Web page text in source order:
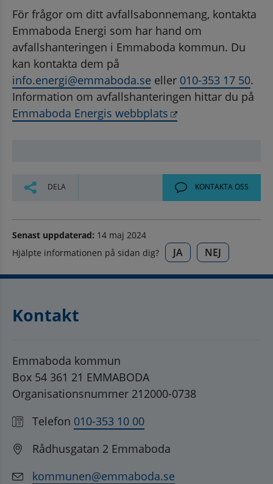
För frågor om ditt avfallsabonnemang, kontakta
Emmaboda Energi som har hand om
avfallshanteringen i Emmaboda kommun. Du
info.energi@emmaboda.se eller 010-353 17 50.
Emmaboda Energis webbplats
Länk till annan
DELA KONTAKTA OSS
Senast uppdaterad: 14 maj 2024
Hjälpte informationen på sidan dig?
JA NEJ
Kontakt
Emmaboda kommun
Box 54 361 21 EMMABODA
Organisationsnummer 212000-0738
Telefon 010-353 10 00
Rådhusgatan 2 Emmaboda
kommunen@emmaboda.se